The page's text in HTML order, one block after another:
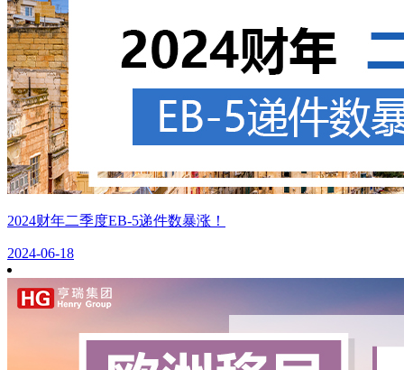
2024财年二季度EB-5递件数暴涨！
2024-06-18